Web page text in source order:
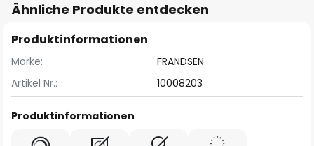
Ähnliche Produkte entdecken
Produktinformationen
Marke:
FRANDSEN
Artikel Nr.:
10008203
Produktinformationen